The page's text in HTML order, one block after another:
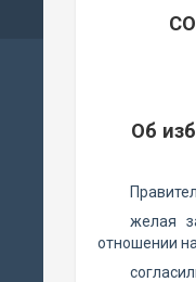
Об
желая
отношении